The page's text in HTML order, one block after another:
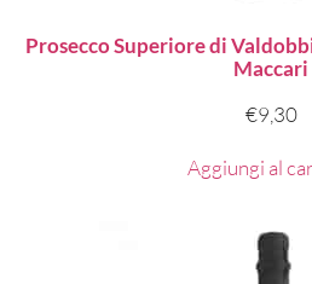
Prosecco Superiore di
Maccari
€9,30
Aggiungi al